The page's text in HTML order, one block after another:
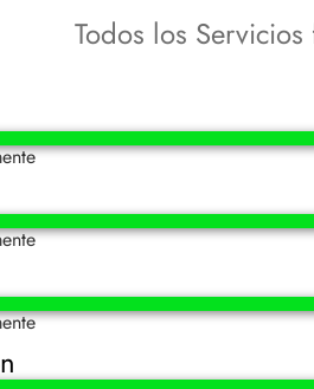
Todos los